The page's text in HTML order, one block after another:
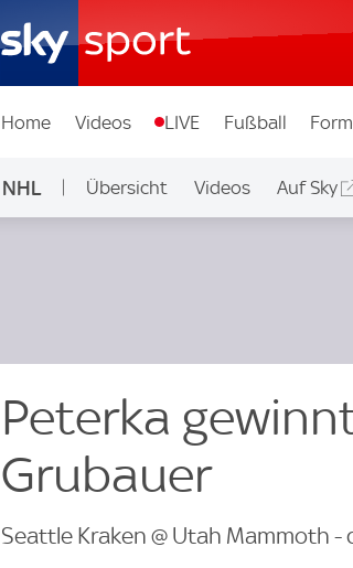
Home Videos LIVE Fußball
NHL Übersicht Videos Auf Sky
Peterka
Grubauer
Seattle Kraken @ Utah Mammoth -